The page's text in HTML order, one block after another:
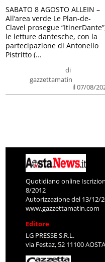
di
gazzettamatin
il 07/08/
SABATO 8 AGOSTO ALLEIN –
All’area verde Le Plan-de-
Clavel prosegue
le letture dantesche, con la
partecipazione di Antonello
Pistritto (...
Quotidiano online
8/2012
Autorizzazione del 13/12/
www.gazzettamatin.com
Editore
LG PRESSE S.R.L.
via Festaz, 52 11100 AOSTA